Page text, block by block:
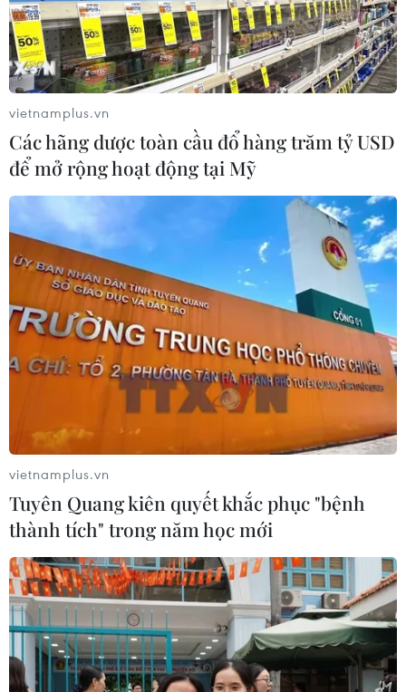
vietnamplus.vn
Các hãng dược toàn cầu đổ hàng trăm tỷ USD
để mở rộng hoạt động tại Mỹ
vietnamplus.vn
Tuyên Quang kiên quyết khắc phục "bệnh
thành tích" trong năm học mới